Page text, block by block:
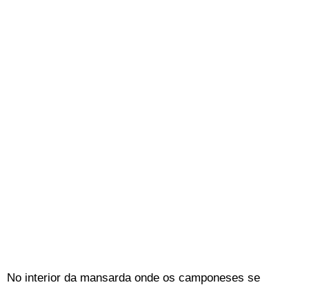
No interior da mansarda onde os camponeses se